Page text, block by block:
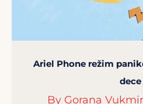
Ariel Phone režim
dece
By Gorana Vukmir